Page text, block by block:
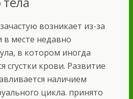
возникает из-за
в месте недавно
в котором иногда
сгустки крови. Развитие
наличием
цикла. принято